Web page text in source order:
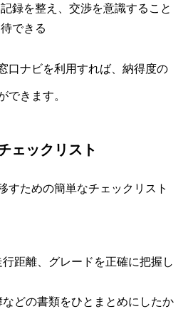
録を整え、交渉を意識すること
できる
口ナビを利用すれば、納得度の
できます。
ェックリスト
すための簡単なチェックリスト
距離、グレードを正確に把握し
どの書類をひとまとめにしたか